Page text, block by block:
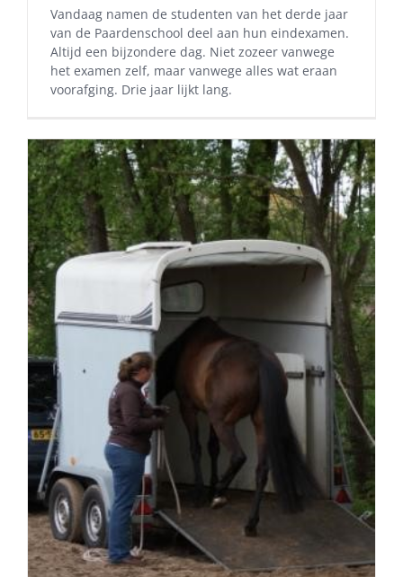
Vandaag namen de studenten van het derde jaar
van de Paardenschool deel aan hun eindexamen.
Altijd een bijzondere dag. Niet zozeer vanwege
het examen zelf, maar vanwege alles wat eraan
voorafging. Drie jaar lijkt lang.